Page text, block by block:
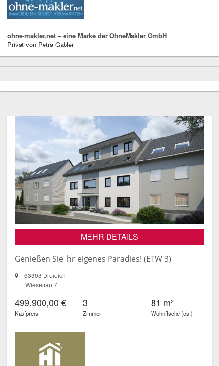
ohne-makler.net – eine Marke der OhneMakler GmbH
Privat von Petra Gabler
MEHR DETAILS
Genießen Sie Ihr eigenes Paradies! (ETW 3)
63303 Dreieich
Wiesenau 7
499.900,00 €
Kaufpreis
3
Zimmer
81 m²
Wohnfläche (ca.)